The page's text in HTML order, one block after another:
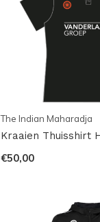
The Indian Maharadja
Kraaien Thuisshirt
€50,00